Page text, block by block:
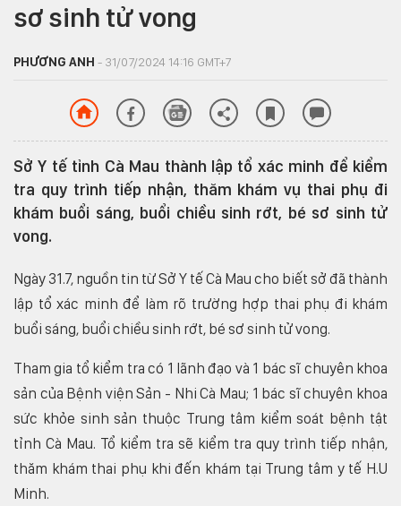
sơ sinh tử vong
PHƯƠNG ANH - 31/07/2024 14:16 GMT+7
Sở Y tế tỉnh Cà Mau thành lập tổ xác minh để kiểm
tra quy trình tiếp nhận, thăm khám vụ thai phụ đi
khám buổi sáng, buổi chiều sinh rớt, bé sơ sinh tử
vong.
Ngày 31.7, nguồn tin từ Sở Y tế Cà Mau cho biết sở đã thành
lập tổ xác minh để làm rõ trường hợp thai phụ đi khám
buổi sáng, buổi chiều sinh rớt, bé sơ sinh tử vong.
Tham gia tổ kiểm tra có 1 lãnh đạo và 1 bác sĩ chuyên khoa
sản của Bệnh viện Sản - Nhi Cà Mau; 1 bác sĩ chuyên khoa
sức khỏe sinh sản thuộc Trung tâm kiểm soát bệnh tật
tỉnh Cà Mau. Tổ kiểm tra sẽ kiểm tra quy trình tiếp nhận,
thăm khám thai phụ khi đến khám tại Trung tâm y tế H.U
Minh.